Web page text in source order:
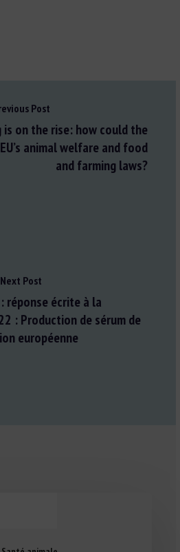
Post
on the rise: how could the
animal welfare and food
and farming laws?
Next Post
réponse écrite à la
: Production de sérum de
européenne